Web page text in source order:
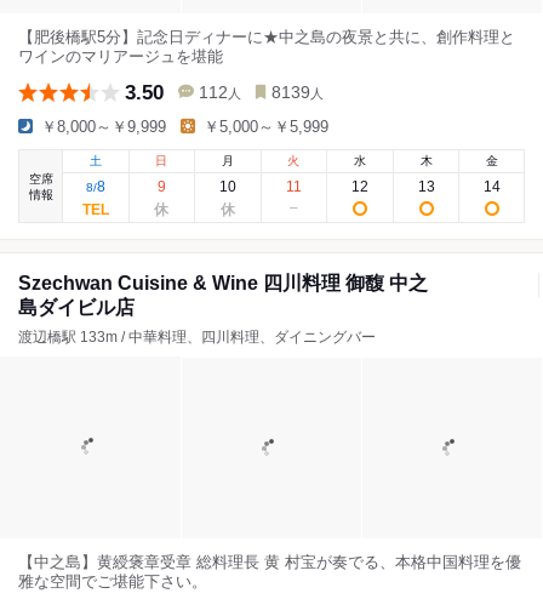
【肥後橋駅5分】記念日ディナーに★中之島の夜景と共に、創作料理と
ワインのマリアージュを堪能
3.50 112 人 8139 人
￥8,000～￥9,999 ￥5,000～￥5,999
空席
情報
土
8/8
日
9
月
10
火
11
水
12
木
13
金
14
Szechwan Cuisine & Wine 四川料理 御馥 中之
島ダイビル店
渡辺橋駅 133m / 中華料理、四川料理、ダイニングバー
【中之島】黄綬褒章受章 総料理長 黄 村宝が奏でる、本格中国料理を優
雅な空間でご堪能下さい。